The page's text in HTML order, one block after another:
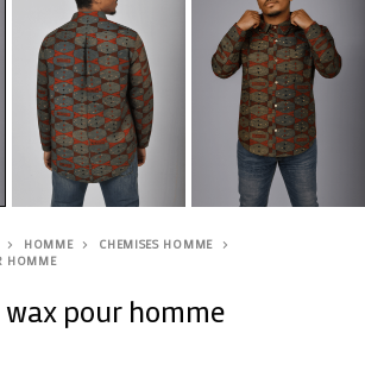
HOMME
CHEMISES HOMME
HOMME
wax pour homme